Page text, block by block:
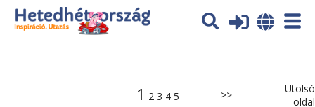
Az oldal sütiket (cookies) használ. További tájékoztatás itt:
Adatvédelmi tájékoztató
1 2 3 4 5 >>
Utolsó
oldal